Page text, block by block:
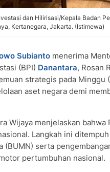
dan Hilirisasi/Kepala Badan
Kertanegara, Jakarta. (Istimewa)
Subianto menerima
(BPI) Danantara, Rosan
strategis pada Minggu
aset negara demi
Wijaya menjelaskan bahwa
Langkah ini
(BUMN) serta
pertumbuhan nasional.